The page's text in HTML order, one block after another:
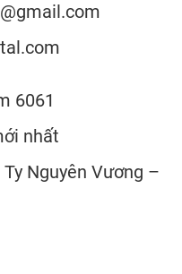
6061
nhất
Nguyên Vương –